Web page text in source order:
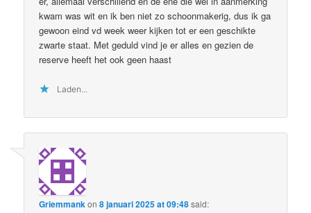
kwam was wit en ik ben niet zo schoonmakerig, dus ik ga
gewoon eind vd week weer kijken tot er een geschikte
zwarte staat. Met geduld vind je er alles en gezien de
reserve heeft het ook geen haast
Laden...
Griemmankon8 januari 2025 at 09:48said: